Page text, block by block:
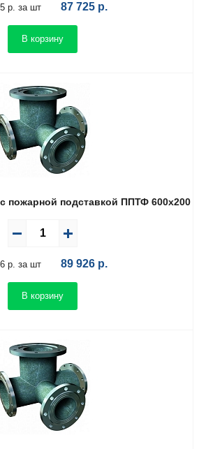
р. за шт 87 725 р.
В корзину
пожарной подставкой ППТФ 600х200
р. за шт 89 926 р.
В корзину